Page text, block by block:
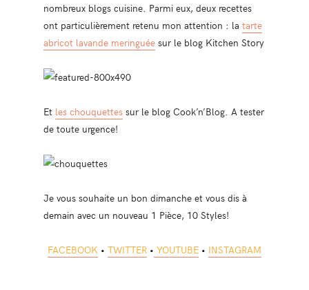
nombreux blogs cuisine. Parmi eux, deux recettes
ont particulièrement retenu mon attention : la tarte
abricot lavande meringuéesur le blog Kitchen Story
Et les chouquettessur le blog Cook’n’Blog. A tester
de toute urgence!
Je vous souhaite un bon dimanche et vous dis à
demain avec un nouveau 1 Pièce, 10 Styles!
FACEBOOK • TWITTER • YOUTUBE • INSTAGRAM